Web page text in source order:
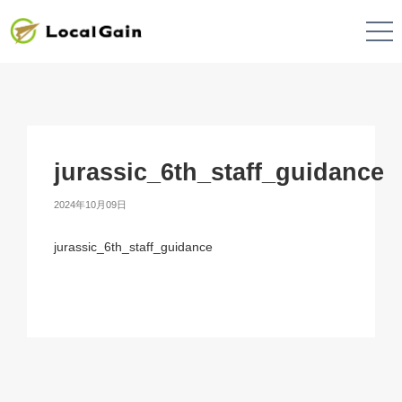
jurassic_6th_staff_guidance
2024年10月09日
jurassic_6th_staff_guidance